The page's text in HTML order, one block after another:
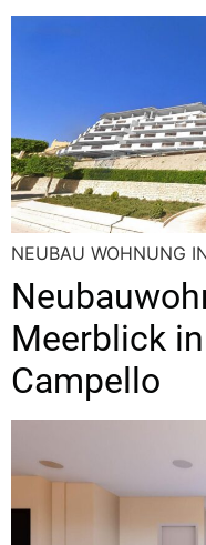
NEUBAU WOHNUNG
Meerblick
Campello